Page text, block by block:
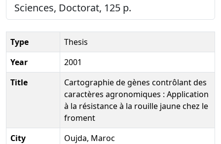
Sciences, Doctorat, 125 p.
Type
Thesis
Year
2001
Title
Cartographie de gènes contrôlant des
caractères agronomiques : Application
à la résistance à la rouille jaune chez le
froment
City
Oujda, Maroc